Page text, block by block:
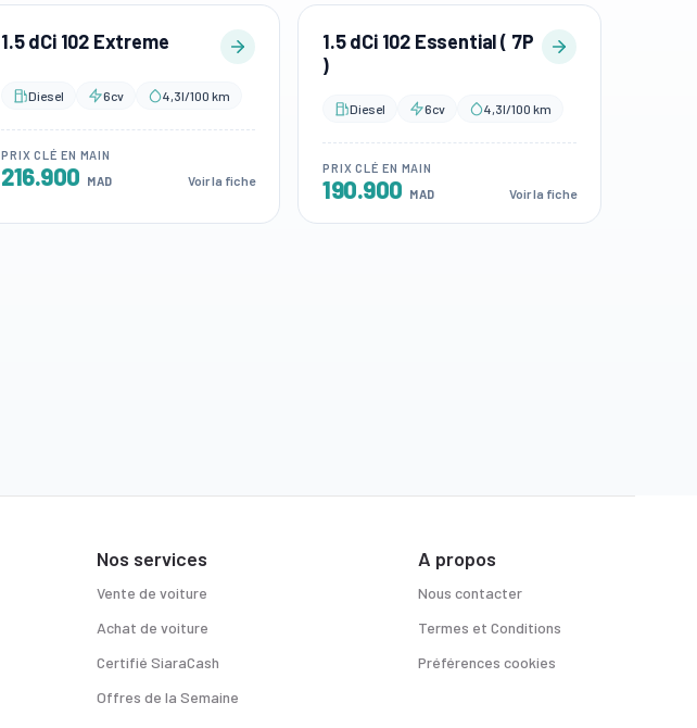
1.5 dCi 102 Extreme
Diesel 6cv 4,3l/100 km
PRIX CLÉ EN MAIN
216.900 MAD Voir la fiche
1.5 dCi 102 Essential ( 7P
)
Diesel 6cv 4,3l/100 km
PRIX CLÉ EN MAIN
190.900 MAD Voir la fiche
Nos services
Vente de voiture
Achat de voiture
Certifié SiaraCash
Offres de la Semaine
A propos
Nous contacter
Termes et Conditions
Préférences cookies